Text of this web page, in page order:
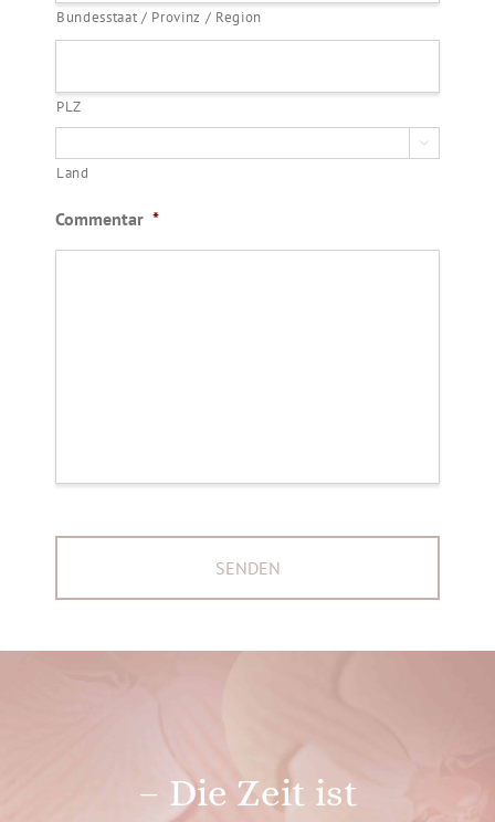
Bundesstaat / Provinz / Region
PLZ

Land
Commentar *
– Die Zeit ist